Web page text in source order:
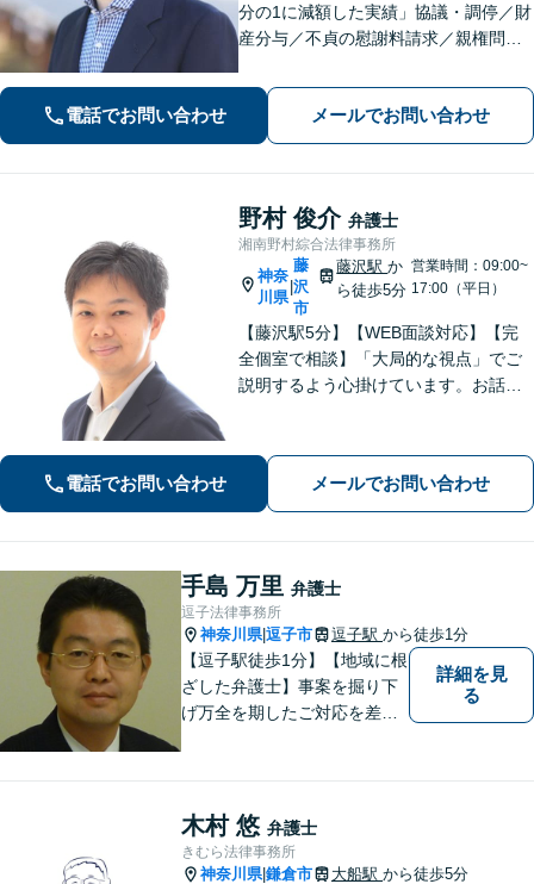
分の1に減額した実績」協議・調停／財
産分与／不貞の慰謝料請求／親権問題
ーの顧問経験豊富」土地・建物の明渡
しや賃料回収など幅広くサポート【夜
間・休日面談可】【電話相談対応】
電話でお問い合わせ メールでお問い合わせ
野村 俊介 弁護士
湘南野村綜合法律事務所
神奈
川県
|
藤
沢
市
藤沢駅か
ら徒歩5分
営業時間：09:00~
17:00（平日）
【藤沢駅5分】【WEB面談対応】【完
全個室で相談】「大局的な視点」でご
説明するよう心掛けています。お話を
般社団法人の代表者を経験した弁護
士」「AIを活用した効率的な契約書レ
ビュー」
電話でお問い合わせ メールでお問い合わせ
手島 万里 弁護士
逗子法律事務所
神奈川県|逗子市 逗子駅 から徒歩1分
【逗子駅徒歩1分】【地域に根
ざした弁護士】事案を掘り下
げ万全を期したご対応を差し
ど、幅広く対応可能。【明確
な料金体系】１件１件ていね
いに対応させて頂きます。ご
詳細を見
る
木村 悠 弁護士
きむら法律事務所
神奈川県|鎌倉市 大船駅 から徒歩5分